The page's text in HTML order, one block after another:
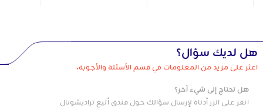
هل لديك سؤال؟
اعثر على مزيد من المعلومات في قسم الأسئلة والأجوبة.
هل تحتاج إلى شيء آخر؟
انقر على الزر أدناه لإرسال سؤالك حول فندق أتيغ تراديشونال